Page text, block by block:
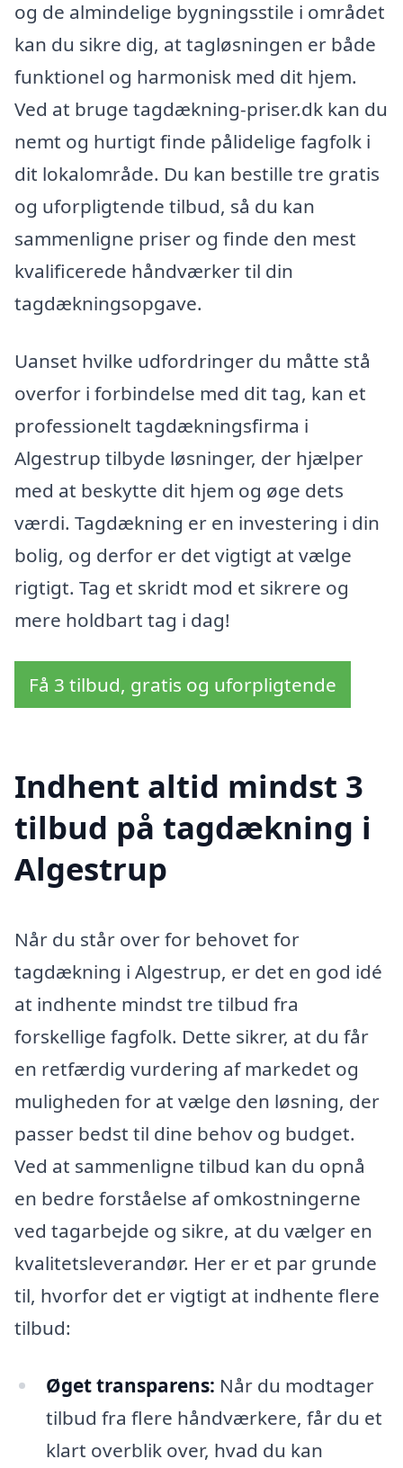
og de almindelige bygningsstile i området
kan du sikre dig, at tagløsningen er både
funktionel og harmonisk med dit hjem.
Ved at bruge tagdækning-priser.dk kan du
nemt og hurtigt finde pålidelige fagfolk i
dit lokalområde. Du kan bestille tre gratis
og uforpligtende tilbud, så du kan
sammenligne priser og finde den mest
kvalificerede håndværker til din
tagdækningsopgave.
Uanset hvilke udfordringer du måtte stå
overfor i forbindelse med dit tag, kan et
professionelt tagdækningsfirma i
Algestrup tilbyde løsninger, der hjælper
med at beskytte dit hjem og øge dets
værdi. Tagdækning er en investering i din
bolig, og derfor er det vigtigt at vælge
rigtigt. Tag et skridt mod et sikrere og
mere holdbart tag i dag!
Få 3 tilbud, gratis og uforpligtende
Indhent altid mindst 3
tilbud på tagdækning i
Algestrup
Når du står over for behovet for
tagdækning i Algestrup, er det en god idé
at indhente mindst tre tilbud fra
forskellige fagfolk. Dette sikrer, at du får
en retfærdig vurdering af markedet og
muligheden for at vælge den løsning, der
passer bedst til dine behov og budget.
Ved at sammenligne tilbud kan du opnå
en bedre forståelse af omkostningerne
ved tagarbejde og sikre, at du vælger en
kvalitetsleverandør. Her er et par grunde
til, hvorfor det er vigtigt at indhente flere
tilbud:
Øget transparens: Når du modtager
tilbud fra flere håndværkere, får du et
klart overblik over, hvad du kan